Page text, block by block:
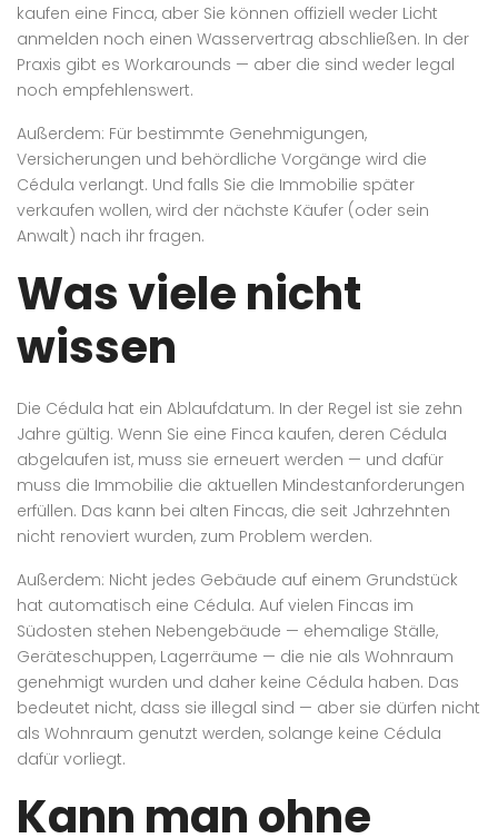
kaufen eine Finca, aber Sie können offiziell weder Licht
anmelden noch einen Wasservertrag abschließen. In der
Praxis gibt es Workarounds — aber die sind weder legal
noch empfehlenswert.
Außerdem: Für bestimmte Genehmigungen,
Versicherungen und behördliche Vorgänge wird die
Cédula verlangt. Und falls Sie die Immobilie später
verkaufen wollen, wird der nächste Käufer (oder sein
Anwalt) nach ihr fragen.
Was viele nicht
wissen
Die Cédula hat ein Ablaufdatum. In der Regel ist sie zehn
Jahre gültig. Wenn Sie eine Finca kaufen, deren Cédula
abgelaufen ist, muss sie erneuert werden — und dafür
muss die Immobilie die aktuellen Mindestanforderungen
erfüllen. Das kann bei alten Fincas, die seit Jahrzehnten
nicht renoviert wurden, zum Problem werden.
Außerdem: Nicht jedes Gebäude auf einem Grundstück
hat automatisch eine Cédula. Auf vielen Fincas im
Südosten stehen Nebengebäude — ehemalige Ställe,
Geräteschuppen, Lagerräume — die nie als Wohnraum
genehmigt wurden und daher keine Cédula haben. Das
bedeutet nicht, dass sie illegal sind — aber sie dürfen nicht
als Wohnraum genutzt werden, solange keine Cédula
dafür vorliegt.
Kann man ohne